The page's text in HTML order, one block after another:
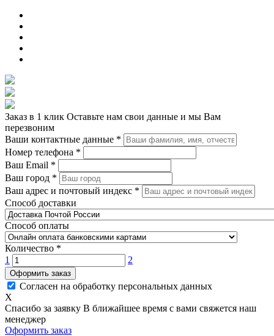
Заказ в 1 клик Оставьте нам свои данные и мы Вам
перезвоним
Ваши контактные данные *
Номер телефона *
Ваш Email *
Ваш город *
Ваш адрес и почтовый индекс *
Способ доставки
Способ оплаты
Количество *
1
2
Оформить заказ
Согласен на обработку персональных данных
X
Спасибо за заявку В ближайшее время с вами свяжется наш
менеджер
Оформить заказ